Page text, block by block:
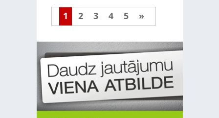
1 2 3 4 5 »